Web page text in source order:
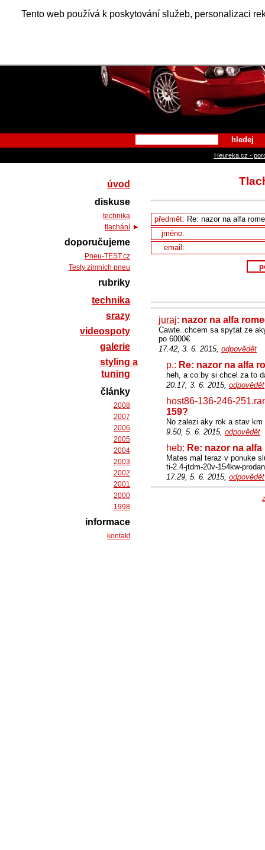
Tento web používá k poskytování služeb, personalizaci
Alfa
hledej
Heureka.cz -
předmět:
jméno:
email:
juraj: nazor na alfa
Cawte..chcem sa spytat ze
po 6000€
17.42, 3. 6. 2015, odpovědět
p.: Re: nazor na alfa
heh, a co by si chcel za to
20.17, 3. 6. 2015, odpovědět
host86-136-246-
159?
No zalezi aky rok a stav
9.50, 5. 6. 2015, odpovědět
heb: Re: nazor na
Mates mal teraz v ponuke
ti-2.4-jtdm-20v-154kw-
17.29, 5. 6. 2015, odpovědět
úvod
diskuse
technika
tlachání
doporučujeme
Pneu-TEST.cz
Testy zimních pneu
rubriky
technika
srazy
videospoty
galerie
styling a
tuning
články
2008
2007
2006
2005
2004
2003
2002
2001
2000
1998
informace
kontakt